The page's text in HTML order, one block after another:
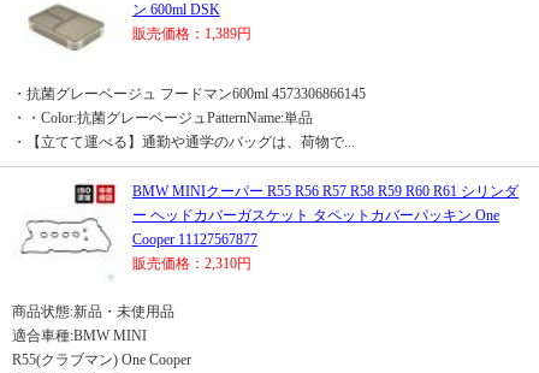
ン 600ml DSK
販売価格：1,389円
・抗菌グレーベージュ フードマン600ml 4573306866145
・・Color:抗菌グレーベージュPatternName:単品
・【立てて運べる】通勤や通学のバッグは、荷物で...
BMW MINIクーパー R55 R56 R57 R58 R59 R60 R61 シリンダ
ー ヘッドカバーガスケット タペットカバーパッキン One
Cooper 11127567877
販売価格：2,310円
商品状態:新品・未使用品
適合車種:BMW MINI
R55(クラブマン) One Cooper